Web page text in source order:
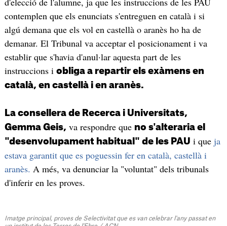
contemplen que els enunciats s'entreguen en català i si
algú demana que els vol en castellà o aranès ho ha de
demanar. El Tribunal va acceptar el posicionament i va
establir que s'havia d'anul·lar aquesta part de les
instruccions i obliga a repartir els exàmens en
català, en castellà i en aranès.
La consellera de Recerca i Universitats,
Gemma Geis, va respondre que no s'alteraria el
"desenvolupament habitual" de les PAU i que ja
estava garantit que es poguessin fer en català, castellà i
aranès. A més, va denunciar la "voluntat" dels tribunals
d'inferir en les proves.
Imatge principal, proves de Selectivitat que es van celebrar l'any passat en